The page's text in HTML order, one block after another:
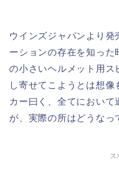
ウインズジャパンより発
ーションの存在を知っ
の小さいヘルメット用ス
し寄せてこようとは想
カー曰く、全てにおい
が、実際の所はどうなっ
ス